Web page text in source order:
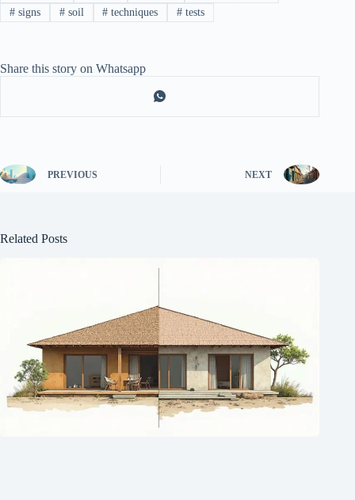
#signs #soil # techniques # tests
Share this story on Whatsapp
PREVIOUS NEXT
Related Posts